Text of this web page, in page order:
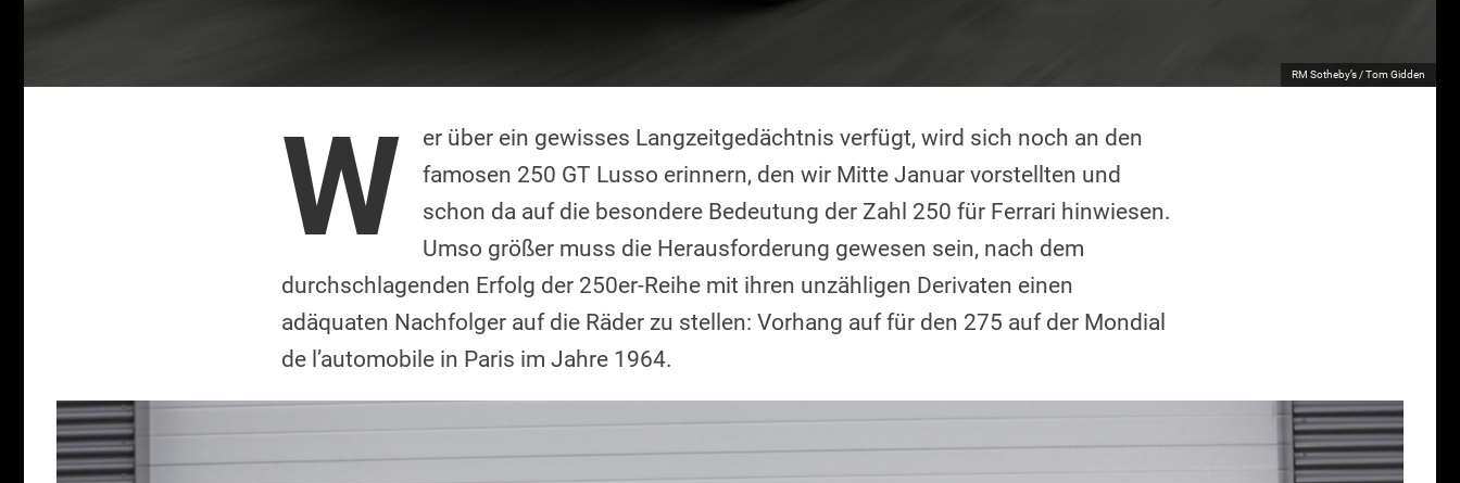
RM Sotheby’s / Tom Gidden
W
er über ein gewisses Langzeitgedächtnis verfügt, wird sich noch an den
famosen 250 GT Lusso erinnern, den wir Mitte Januar vorstellten und
schon da auf die besondere Bedeutung der Zahl 250 für Ferrari hinwiesen.
Umso größer muss die Herausforderung gewesen sein, nach dem
durchschlagenden Erfolg der 250er-Reihe mit ihren unzähligen Derivaten einen
adäquaten Nachfolger auf die Räder zu stellen: Vorhang auf für den 275 auf der Mondial
de l’automobile in Paris im Jahre 1964.